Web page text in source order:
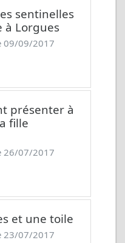
sentinelles
à Lorgues
09/09/2017
présenter à
fille
26/07/2017
et une toile
23/07/2017